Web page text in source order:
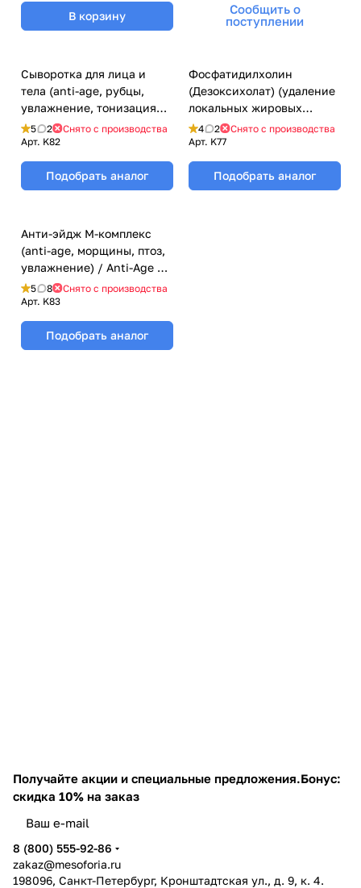
В корзину
Сообщить о
поступлении
Сыворотка для лица и
тела (anti-age, рубцы,
увлажнение, тонизация
кожи) / Shine Lift, Q-Lab -
10 мл
5 2
Снято с производства
Арт. K82
Подобрать аналог
Фосфатидилхолин
(Дезоксихолат) (удаление
локальных жировых
отложений) /
Phosphatidylcholine, Q-Lab
- 5 мл
4 2
Снято с производства
Арт. K77
Подобрать аналог
Анти-эйдж М-комплекс
(anti-age, морщины, птоз,
увлажнение) / Anti-Age M-
Complex, Q-Lab - 10 мл
5 8
Снято с производства
Арт. K83
Подобрать аналог
Получайте акции и специальные предложения.Бонус:
скидка 10% на заказ
8 (800) 555-92-86
zakaz@mesoforia.ru
198096, Санкт-Петербург, Кронштадтская ул., д. 9, к. 4.